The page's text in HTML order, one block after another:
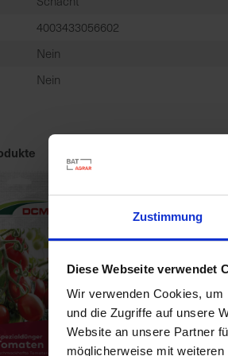
Zustimmung
Diese Webseite verwendet
Wir verwenden Cookies,
und die Zugriffe auf unsere
Website an unsere Partner
möglicherweise mit
4003433056602
Nein
Nein